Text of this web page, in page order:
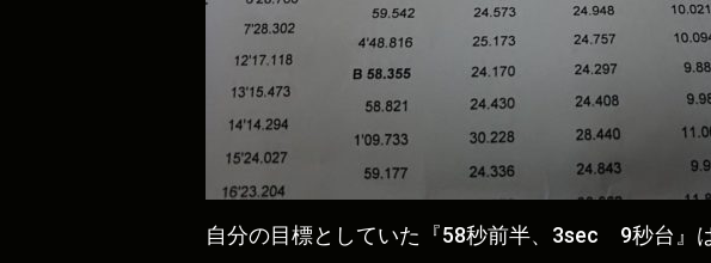
自分の目標としていた『58秒前半、3sec 9秒台』